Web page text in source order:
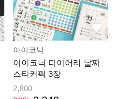
아이코닉
아이코닉 다이어리 날짜
스티커팩 3장
2,800